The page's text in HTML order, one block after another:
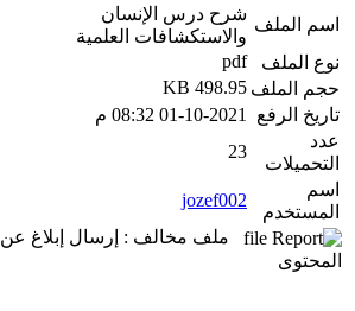
اسم الملف
شرح درس الإنسان
والاستكشافات العلمية
نوع الملف
pdf
حجم الملف 498.95 KB
تاريخ الرفع
01-10-2021 08:32 م
عدد
التحميلات
23
اسم
المستخدم
jozef002
ملف مخالف : إرسال إبلاغ عن
المحتوى